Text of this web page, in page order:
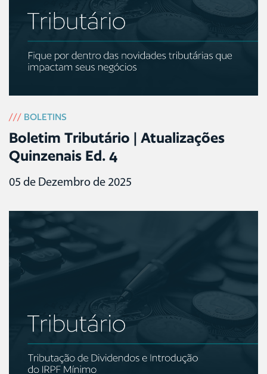
/// BOLETINS
Boletim Tributário | Atualizações
Quinzenais Ed. 4
05 de Dezembro de 2025